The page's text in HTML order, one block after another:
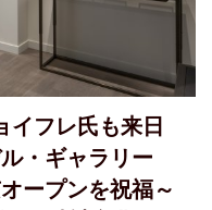
イフレ氏も来日
・ギャラリー
ープンを祝福～